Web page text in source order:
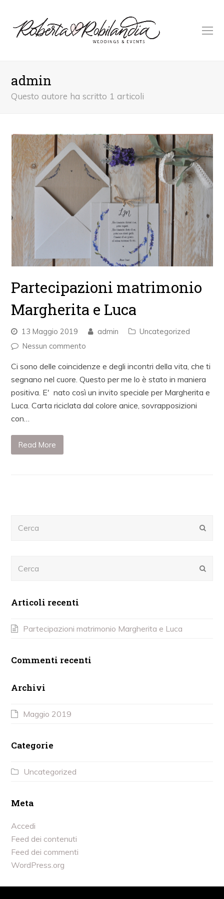
admin
Questo autore ha scritto 1 articoli
Partecipazioni matrimonio
Margherita e Luca
13 Maggio 2019 admin
Uncategorized
Nessun commento
Ci sono delle coincidenze e degli incontri della vita, che ti
segnano nel cuore. Questo per me lo è stato in maniera
positiva. E' nato così un invito speciale per Margherita e
Luca. Carta riciclata dal colore anice, sovrapposizioni
con…
Read More
Articoli recenti
Partecipazioni matrimonio Margherita e Luca
Commenti recenti
Archivi
Maggio 2019
Categorie
Uncategorized
Meta
Accedi
Feed dei contenuti
Feed dei commenti
WordPress.org